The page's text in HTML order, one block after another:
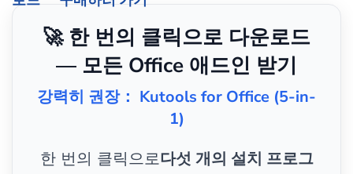
🚀 한 번의 클릭으로 다운로드
— 모든 Office 애드인 받기
강력히 권장： Kutools for Office (5-in-
1)
한 번의 클릭으로다섯 개의 설치 프로그